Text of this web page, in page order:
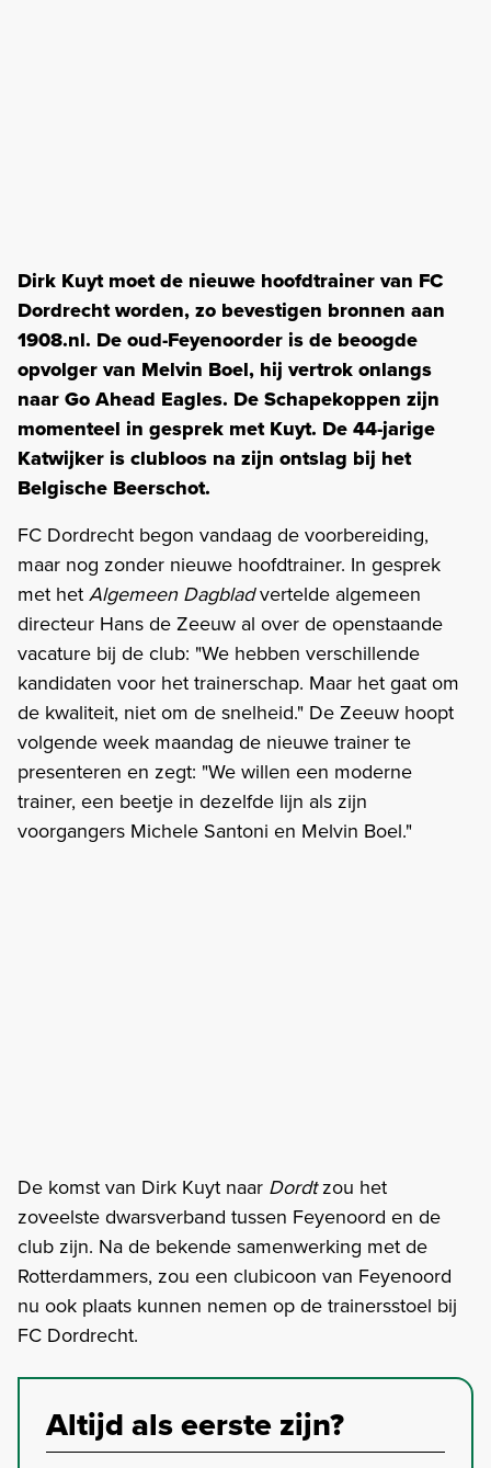
Dirk Kuyt moet de nieuwe hoofdtrainer van FC
Dordrecht worden, zo bevestigen bronnen aan
1908.nl. De oud-Feyenoorder is de beoogde
opvolger van Melvin Boel, hij vertrok onlangs
naar Go Ahead Eagles. De Schapekoppen zijn
momenteel in gesprek met Kuyt. De 44-jarige
Katwijker is clubloos na zijn ontslag bij het
Belgische Beerschot.
FC Dordrecht begon vandaag de voorbereiding,
maar nog zonder nieuwe hoofdtrainer. In gesprek
met hetAlgemeen Dagbladvertelde algemeen
directeur Hans de Zeeuw al over de openstaande
vacature bij de club: "We hebben verschillende
kandidaten voor het trainerschap. Maar het gaat om
de kwaliteit, niet om de snelheid." De Zeeuw hoopt
volgende week maandag de nieuwe trainer te
presenteren en zegt: "We willen een moderne
trainer, een beetje in dezelfde lijn als zijn
voorgangers Michele Santoni en Melvin Boel."
De komst van Dirk Kuyt naar Dordtzou het
zoveelste dwarsverband tussen Feyenoord en de
club zijn. Na de bekende samenwerking met de
Rotterdammers, zou een clubicoon van Feyenoord
nu ook plaats kunnen nemen op de trainersstoel bij
FC Dordrecht.
Altijd als eerste zijn?